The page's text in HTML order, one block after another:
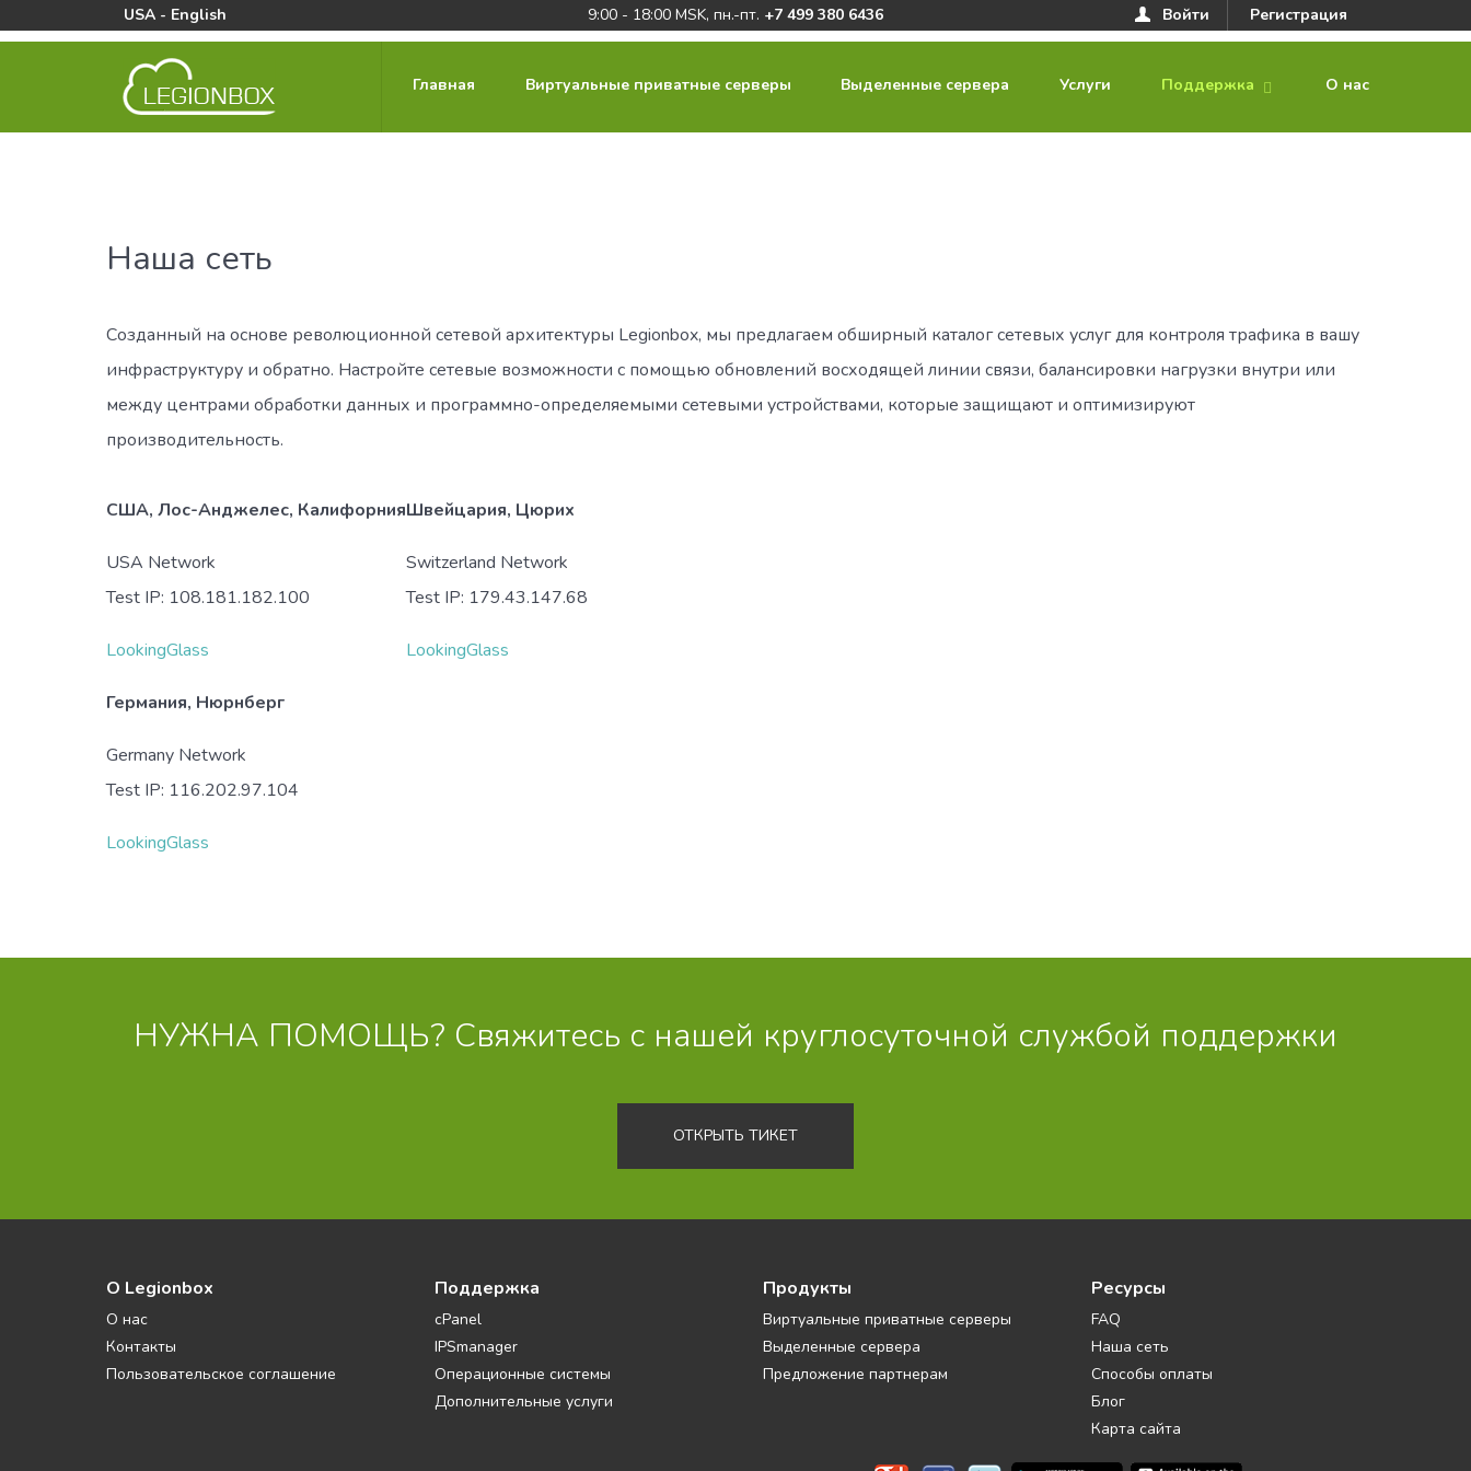
USA - English 9:00 - 18:00 MSK, пн.-пт. +7 499 380 6436 Войти Регистрация
Главная Виртуальные приватные серверы Выделенные сервера Услуги Поддержка О нас
Наша сеть
Созданный на основе революционной сетевой архитектуры Legionbox, мы предлагаем обширный каталог сетевых услуг для контроля трафика в вашу
инфраструктуру и обратно. Настройте сетевые возможности с помощью обновлений восходящей линии связи, балансировки нагрузки внутри или
между центрами обработки данных и программно-определяемыми сетевыми устройствами, которые защищают и оптимизируют
производительность.
США, Лос-Анджелес, Калифорния
USA Network
Test IP: 108.181.182.100
LookingGlass
Швейцария, Цюрих
Switzerland Network
Test IP: 179.43.147.68
LookingGlass
Германия, Нюрнберг
Germany Network
Test IP: 116.202.97.104
LookingGlass
НУЖНА ПОМОЩЬ? Свяжитесь с нашей круглосуточной службой поддержки
ОТКРЫТЬ ТИКЕТ
О Legionbox
О нас
Контакты
Пользовательское соглашение
Поддержка
cPanel
IPSmanager
Операционные системы
Дополнительные услуги
Продукты
Виртуальные приватные серверы
Выделенные сервера
Предложение партнерам
Ресурсы
FAQ
Наша сеть
Способы оплаты
Блог
Карта сайта